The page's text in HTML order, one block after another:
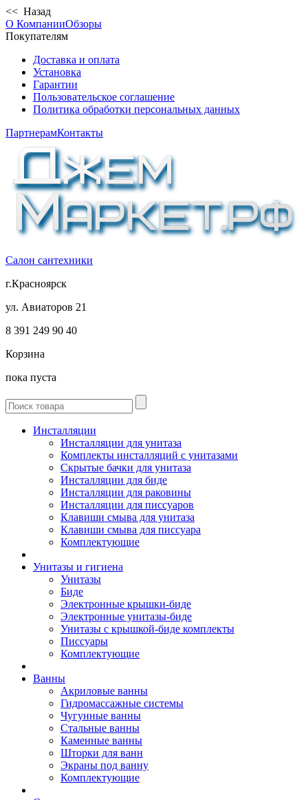
<< Назад
О КомпанииОбзоры
Покупателям
Доставка и оплата
Установка
Гарантии
Пользовательское соглашение
Политика обработки персональных данных
ПартнерамКонтакты
Салон сантехники
г.Красноярск
ул. Авиаторов 21
8 391 249 90 40
Корзина
пока пуста
Инсталляции
Инсталляции для унитаза
Комплекты инсталляций с унитазами
Скрытые бачки для унитаза
Инсталляции для биде
Инсталляции для раковины
Инсталляции для писсуаров
Клавиши смыва для унитаза
Клавиши смыва для писсуара
Комплектующие
Унитазы и гигиена
Унитазы
Биде
Электронные крышки-биде
Электронные унитазы-биде
Унитазы с крышкой-биде комплекты
Писсуары
Комплектующие
Ванны
Акриловые ванны
Гидромассажные системы
Чугунные ванны
Стальные ванны
Каменные ванны
Шторки для ванн
Экраны под ванну
Комплектующие